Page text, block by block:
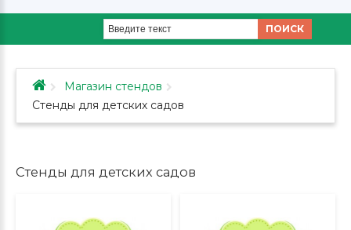
ПОИСК
Магазин стендов
Стенды для детских садов
Стенды для детских садов